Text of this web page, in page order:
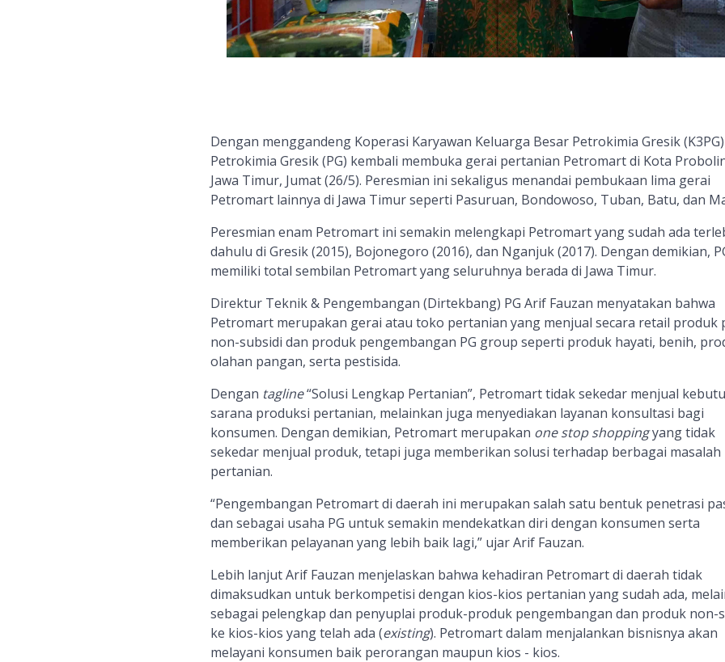
Dengan menggandeng Koperasi Karyawan Keluarga Besar Petrokimia Gresik (K3PG)
Petrokimia Gresik (PG) kembali membuka gerai pertanian Petromart di Kota
Jawa Timur, Jumat (26/5). Peresmian ini sekaligus menandai pembukaan lima gerai
Petromart lainnya di Jawa Timur seperti Pasuruan, Bondowoso, Tuban, Batu, dan
Peresmian enam Petromart ini semakin melengkapi Petromart yang sudah ada
dahulu di Gresik (2015), Bojonegoro (2016), dan Nganjuk (2017). Dengan demikian,
memiliki total sembilan Petromart yang seluruhnya berada di Jawa Timur.
Direktur Teknik & Pengembangan (Dirtekbang) PG Arif Fauzan menyatakan bahwa
Petromart merupakan gerai atau toko pertanian yang menjual secara retail produk
non-subsidi dan produk pengembangan PG group seperti produk hayati, benih,
olahan pangan, serta pestisida.
Dengan tagline“Solusi Lengkap Pertanian”, Petromart tidak sekedar menjual
sarana produksi pertanian, melainkan juga menyediakan layanan konsultasi bagi
konsumen. Dengan demikian, Petromart merupakan one stop shoppingyang tidak
sekedar menjual produk, tetapi juga memberikan solusi terhadap berbagai masalah
pertanian.
“Pengembangan Petromart di daerah ini merupakan salah satu bentuk penetrasi
dan sebagai usaha PG untuk semakin mendekatkan diri dengan konsumen serta
memberikan pelayanan yang lebih baik lagi,” ujar Arif Fauzan.
Lebih lanjut Arif Fauzan menjelaskan bahwa kehadiran Petromart di daerah tidak
dimaksudkan untuk berkompetisi dengan kios-kios pertanian yang sudah ada,
sebagai pelengkap dan penyuplai produk-produk pengembangan dan produk non-
ke kios-kios yang telah ada (existing). Petromart dalam menjalankan bisnisnya akan
melayani konsumen baik perorangan maupun kios - kios.